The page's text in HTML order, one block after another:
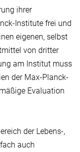
ihrer
Institute frei und
eige­nen, selbst
von dritter
am Institut muss
der Max-Planck-
Evaluation
der Lebens-,
auch